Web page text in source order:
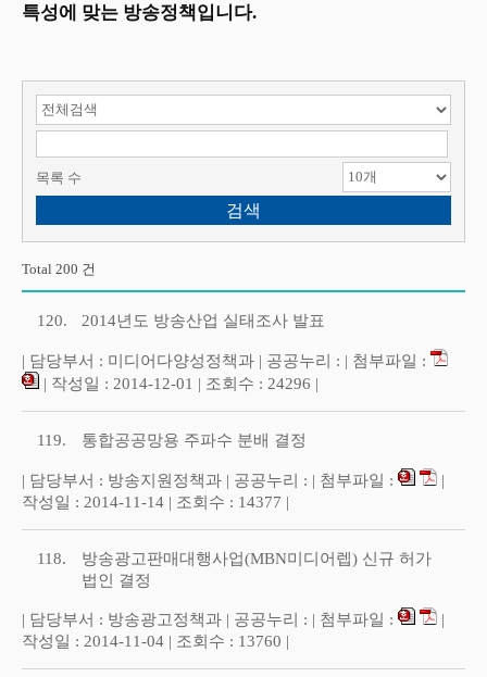
특성에 맞는 방송정책입니다.
검색 항목 선택
목록 수
Total 200 건
120. 2014년도 방송산업 실태조사 발표
| 담당부서 : 미디어다양성정책과 | 공공누리 : | 첨부파일 :
| 작성일 : 2014-12-01 | 조회수 : 24296 |
119. 통합공공망용 주파수 분배 결정
| 담당부서 : 방송지원정책과 | 공공누리 : | 첨부파일 :
|
작성일 : 2014-11-14 | 조회수 : 14377 |
118.
방송광고판매대행사업(MBN미디어렙) 신규 허가
법인 결정
| 담당부서 : 방송광고정책과 | 공공누리 : | 첨부파일 :
|
작성일 : 2014-11-04 | 조회수 : 13760 |